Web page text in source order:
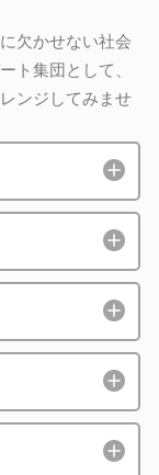
欠かせない社会
ト集団として、
ンジしてみませ